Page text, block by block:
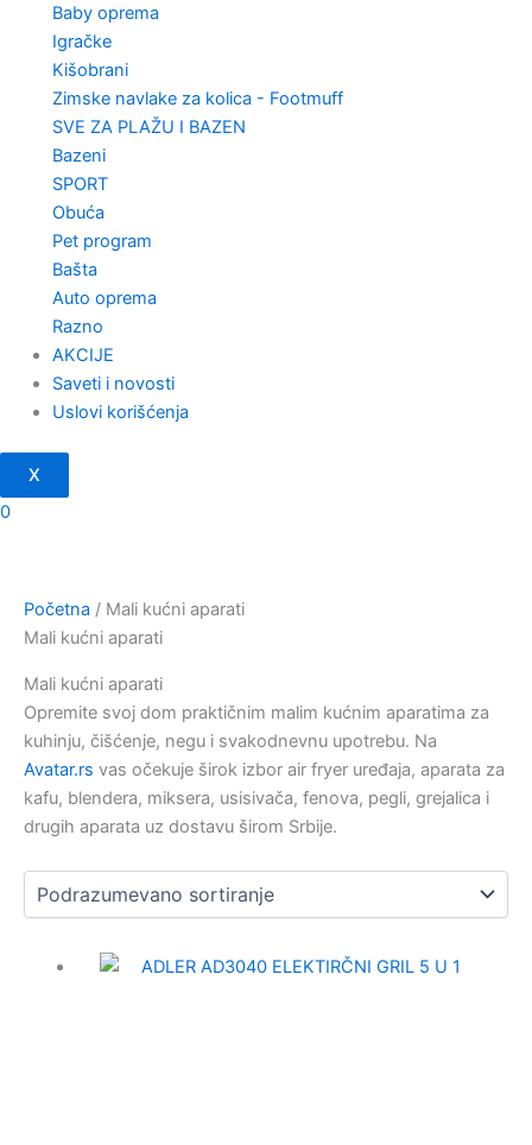
Baby oprema
Igračke
Kišobrani
Zimske navlake za kolica - Footmuff
SVE ZA PLAŽU I BAZEN
Bazeni
SPORT
Obuća
Pet program
Bašta
Auto oprema
Razno
AKCIJE
Saveti i novosti
Uslovi korišćenja
X
0
Početna / Mali kućni aparati
Mali kućni aparati
Mali kućni aparati
Opremite svoj dom praktičnim malim kućnim aparatima za
kuhinju, čišćenje, negu i svakodnevnu upotrebu. Na
Avatar.rs vas očekuje širok izbor air fryer uređaja, aparata za
kafu, blendera, miksera, usisivača, fenova, pegli, grejalica i
drugih aparata uz dostavu širom Srbije.